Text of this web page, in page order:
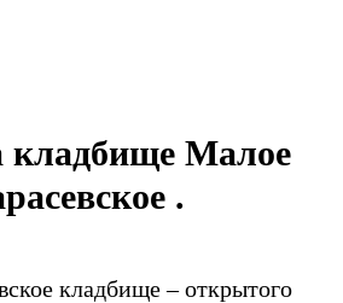
кладбище Малое
.
кладбище – открытого